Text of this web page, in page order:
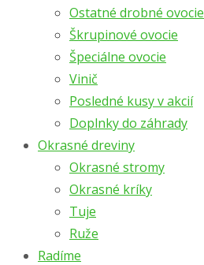
Ostatné drobné ovocie
Škrupinové ovocie
Špeciálne ovocie
Vinič
Posledné kusy v akcií
Doplnky do záhrady
Okrasné dreviny
Okrasné stromy
Okrasné kríky
Tuje
Ruže
Radíme